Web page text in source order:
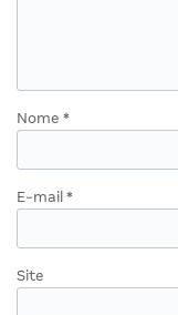
Nome *
E-mail *
Site